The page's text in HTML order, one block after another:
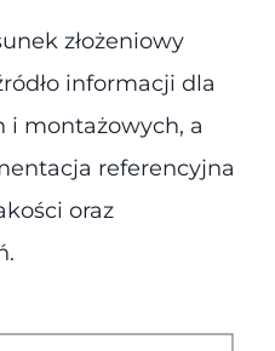
złożeniowy
informacji dla
i montażowych, a
referencyjna
oraz